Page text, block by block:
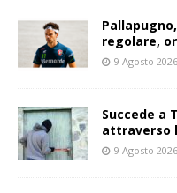
regolare,
9 Agosto 2026
Succede a
attraverso
9 Agosto 2026